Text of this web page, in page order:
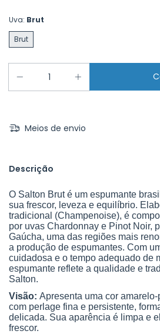
Uva: Brut
Brut
Meios de envio
Descrição
O Salton Brut é um espumante
sua frescor, leveza e equilíbrio.
tradicional (Champenoise), é
por uvas Chardonnay e Pinot Noir,
Gaúcha, uma das regiões mais
a produção de espumantes. Com
cuidadosa e o tempo adequado de
espumante reflete a qualidade e
Salton.
Visão: Apresenta uma cor
com perlage fina e persistente,
delicada. Sua aparência é limpa e
frescor.